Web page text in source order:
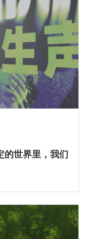
的世界里，我们